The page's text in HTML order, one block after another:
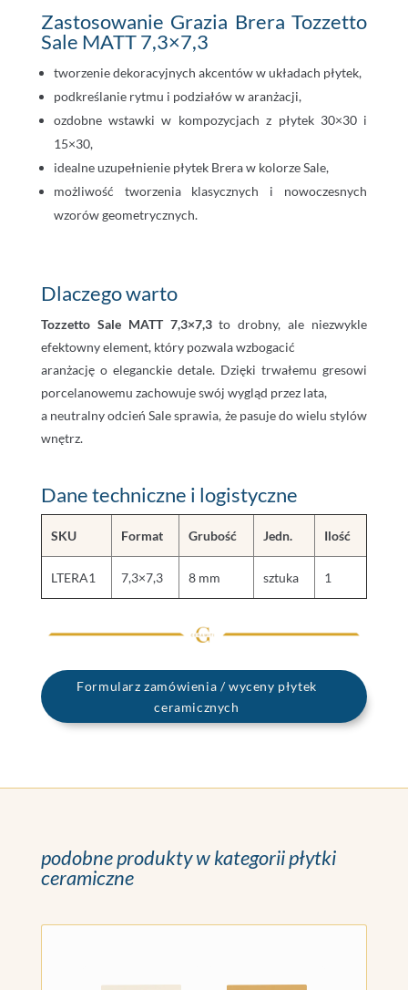
Zastosowanie Grazia Brera Tozzetto
Sale MATT 7,3×7,3
tworzenie dekoracyjnych akcentów w układach płytek,
podkreślanie rytmu i podziałów w aranżacji,
ozdobne wstawki w kompozycjach z płytek 30×30 i
15×30,
idealne uzupełnienie płytek Brera w kolorze Sale,
możliwość tworzenia klasycznych i nowoczesnych
wzorów geometrycznych.
Dlaczego warto
Tozzetto Sale MATT 7,3×7,3to drobny, ale niezwykle
efektowny element, który pozwala wzbogacić
aranżację o eleganckie detale. Dzięki trwałemu gresowi
porcelanowemu zachowuje swój wygląd przez lata,
a neutralny odcień Sale sprawia, że pasuje do wielu stylów
wnętrz.
Dane techniczne i logistyczne
SKU Format Grubość Jedn. Ilość
LTERA1 7,3×7,3 8 mm sztuka 1
Formularz zamówienia / wyceny płytek
ceramicznych
podobne produkty w kategorii płytki
ceramiczne